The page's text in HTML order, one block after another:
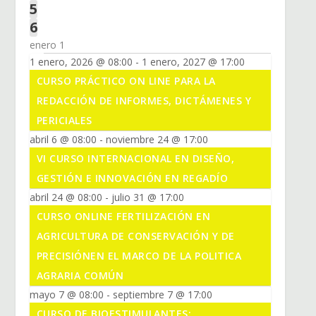
,
S
,
T
S
,
N
T
S
,
E
N
T
S
V
E
N
T
E
V
E
N
T
3
E
V
E
N
T
,
5
3
E
V
N
T
S
6
enero 1
1 enero, 2026 @ 08:00 - 1 enero, 2027 @ 17:00
CURSO PRÁCTICO ON LINE PARA LA
REDACCIÓN DE INFORMES, DICTÁMENES Y
PERICIALES
abril 6 @ 08:00 - noviembre 24 @ 17:00
VI CURSO INTERNACIONAL EN DISEÑO,
GESTIÓN E INNOVACIÓN EN REGADÍO
abril 24 @ 08:00 - julio 31 @ 17:00
CURSO ONLINE FERTILIZACIÓN EN
AGRICULTURA DE CONSERVACIÓN Y DE
PRECISIÓNEN EL MARCO DE LA POLITICA
AGRARIA COMÚN
mayo 7 @ 08:00 - septiembre 7 @ 17:00